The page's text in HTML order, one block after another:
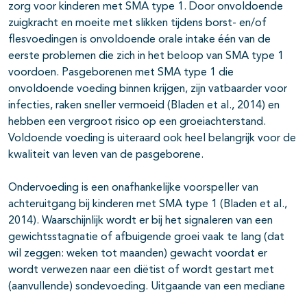
zorg voor kinderen met SMA type 1. Door onvoldoende
zuigkracht en moeite met slikken tijdens borst- en/of
flesvoedingen is onvoldoende orale intake één van de
eerste problemen die zich in het beloop van SMA type 1
voordoen. Pasgeborenen met SMA type 1 die
onvoldoende voeding binnen krijgen, zijn vatbaarder voor
infecties, raken sneller vermoeid (Bladen et al., 2014) en
hebben een vergroot risico op een groeiachterstand.
Voldoende voeding is uiteraard ook heel belangrijk voor de
kwaliteit van leven van de pasgeborene.
Ondervoeding is een onafhankelijke voorspeller van
achteruitgang bij kinderen met SMA type 1 (Bladen et al.,
2014). Waarschijnlijk wordt er bij het signaleren van een
gewichtsstagnatie of afbuigende groei vaak te lang (dat
wil zeggen: weken tot maanden) gewacht voordat er
wordt verwezen naar een diëtist of wordt gestart met
(aanvullende) sondevoeding. Uitgaande van een mediane